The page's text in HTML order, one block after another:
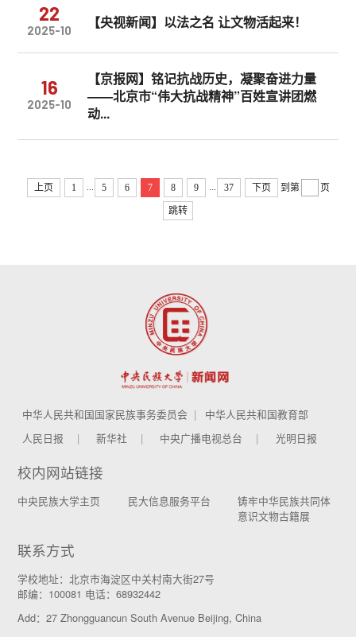
22
2025-10 【央视新闻】以法之名 让文物活起来！
16
2025-10
【京报网】铭记抗战历史，凝聚奋进力量
——北京市“伟大抗战精神”百姓宣讲团燃
动...
上页 1 ... 5 6 7 8 9 ... 37 下页 到第 页
跳转
中华人民共和国国家民族事务委员会
中华人民共和国教育部
人民日报
新华社 中央广播电视总台 光明日报
校内网站链接
中央民族大学主页 民大信息服务平台
铸牢中华民族共同体
意识文物古籍展
联系方式
学校地址：北京市海淀区中关村南大街27号
邮编：100081 电话：68932442
Add：27 Zhongguancun South Avenue Beijing, China